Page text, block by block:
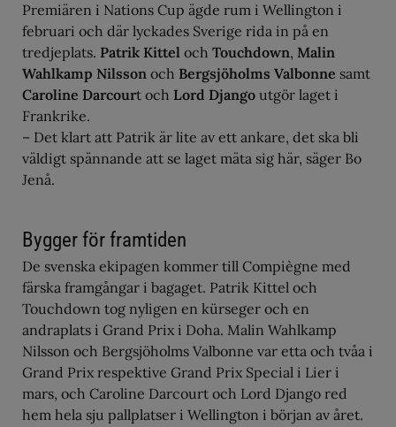
Premiären i Nations Cup ägde rum i Wellington i
februari och där lyckades Sverige rida in på en
tredjeplats. Patrik Kittel och Touchdown, Malin
Wahlkamp Nilsson och Bergsjöholms Valbonne samt
Caroline Darcourt och Lord Django utgör laget i
Frankrike.
– Det klart att Patrik är lite av ett ankare, det ska bli
väldigt spännande att se laget mäta sig här, säger Bo
Jenå.
Bygger för framtiden
De svenska ekipagen kommer till Compiègne med
färska framgångar i bagaget. Patrik Kittel och
Touchdown tog nyligen en kürseger och en
andraplats i Grand Prix i Doha. Malin Wahlkamp
Nilsson och Bergsjöholms Valbonne var etta och tvåa i
Grand Prix respektive Grand Prix Special i Lier i
mars, och Caroline Darcourt och Lord Django red
hem hela sju pallplatser i Wellington i början av året.